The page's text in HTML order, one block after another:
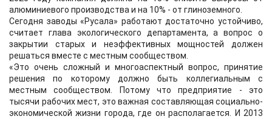
алюминиевого производства и на 10% - от глиноземного.
Сегодня заводы «Русала» работают достаточно устойчиво,
считает глава экологического департамента, а вопрос о
закрытии старых и неэффективных мощностей должен
решаться вместе с местным сообществом.
«Это очень сложный и многоаспектный вопрос, принятие
решения по которому должно быть коллегиальным с
местным сообществом. Потому что предприятие - это
тысячи рабочих мест, это важная составляющая социально-
экономической жизни города, где он располагается. И 2013